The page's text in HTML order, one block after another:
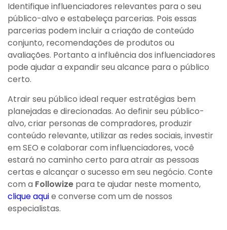
Identifique influenciadores relevantes para o seu
público-alvo e estabeleça parcerias. Pois essas
parcerias podem incluir a criação de conteúdo
conjunto, recomendações de produtos ou
avaliações. Portanto a influência dos influenciadores
pode ajudar a expandir seu alcance para o público
certo.
Atrair seu público ideal requer estratégias bem
planejadas e direcionadas. Ao definir seu público-
alvo, criar personas de compradores, produzir
conteúdo relevante, utilizar as redes sociais, investir
em SEO e colaborar com influenciadores, você
estará no caminho certo para atrair as pessoas
certas e alcançar o sucesso em seu negócio. Conte
com a Followize para te ajudar neste momento,
clique aquie converse com um de nossos
especialistas.